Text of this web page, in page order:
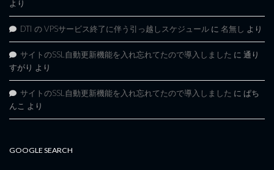
より
DTI の VPSサービス終了に伴う引っ越しスケジュール に 名無し より
サイトのSSL自動更新機能を入れ忘れてたので導入しました に 通り
すがり より
サイトのSSL自動更新機能を入れ忘れてたので導入しました に ぱち
んこ より
GOOGLE SEARCH